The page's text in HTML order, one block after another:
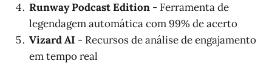
Runway Podcast Edition - Ferramenta de
legendagem automática com 99% de acerto
Vizard AI - Recursos de análise de engajamento
em tempo real